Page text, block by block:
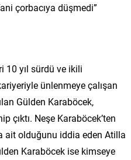
çorbacıya düşmedi”
10 yıl sürdü ve ikili
ünlenmeye çalışan
Gülden Karaböcek,
çıktı. Neşe Karaböcek’ten
ait olduğunu iddia eden Atilla
Karaböcek ise kimseye